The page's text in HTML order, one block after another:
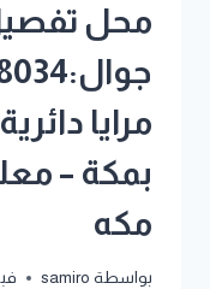
محل
مرايا
بمكة –
مكه
بواسطة samiro